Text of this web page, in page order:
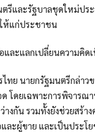
และรัฐบาลชุดใหม่ประ
ห้แก่ประชาชน
และแลกเปลี่ยนความคิ
ไทย นายกรัฐมนตรีกล่
โดยเฉพาะการพิจารณ
างกัน รวมทั้งยังช่วยสร้
ละผู้ขาย และเป็นประโ